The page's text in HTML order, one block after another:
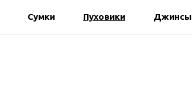
Сумки Пуховики Джинсы